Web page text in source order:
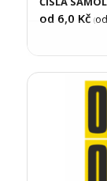
od 6,0 Kč (